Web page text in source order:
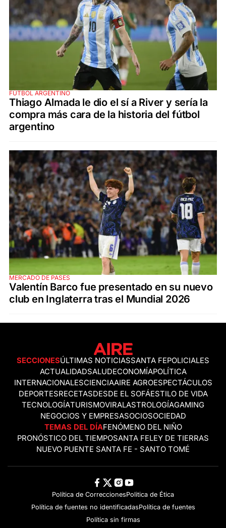
FÚTBOL ARGENTINO
Thiago Almada le dio el sí a River y sería la
compra más cara de la historia del fútbol
argentino
MERCADO DE PASES
Valentín Barco fue presentado en su nuevo
club en Inglaterra tras el Mundial 2026
SECCIONESÚLTIMAS NOTICIASSANTA FEPOLICIALES
ACTUALIDADSALUDECONOMÍAPOLÍTICA
INTERNACIONALESCIENCIAAIRE AGROESPECTÁCULOS
DEPORTESRECETASDESDE EL SOFÁESTILO DE VIDA
TECNOLOGÍATURISMOVIRALASTROLOGÍAGAMING
NEGOCIOS Y EMPRESASOCIOSOCIEDAD
TEMAS DEL DÍAFENÓMENO DEL NIÑO
PRONÓSTICO DEL TIEMPOSANTA FELEY DE TIERRAS
NUEVO PUENTE SANTA FE - SANTO TOMÉ
Política de CorreccionesPolitica de Ética
Política de fuentes no identificadasPolítica de fuentes
Política sin firmas